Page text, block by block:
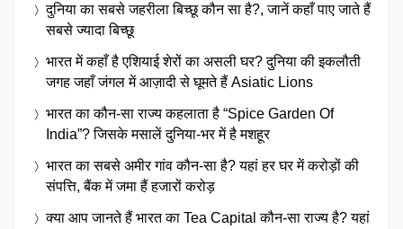
दुनिया का सबसे जहरीला बिच्छू कौन सा है?, जानें कहाँ पाए जाते हैं
सबसे ज्यादा बिच्छू
भारत में कहाँ है एशियाई शेरों का असली घर? दुनिया की इकलौती
जगह जहाँ जंगल में आज़ादी से घूमते हैं Asiatic Lions
भारत का कौन-सा राज्य कहलाता है “Spice Garden Of
India”? जिसके मसालें दुनिया-भर में है मशहूर
भारत का सबसे अमीर गांव कौन-सा है? यहां हर घर में करोड़ों की
संपत्ति, बैंक में जमा हैं हजारों करोड़
क्या आप जानते हैं भारत का Tea Capital कौन-सा राज्य है? यहां